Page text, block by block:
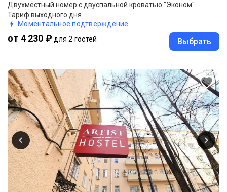
Двухместный номер с двуспальной кроватью "Эконом"
Тариф выходного дня
Моментальное подтверждение
от 4 230 ₽ для 2 гостей Выбрать